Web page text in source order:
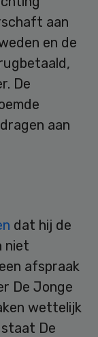
aan
en de
De
aan
dat hij de
niet
afspraak
De Jonge
wettelijk
De